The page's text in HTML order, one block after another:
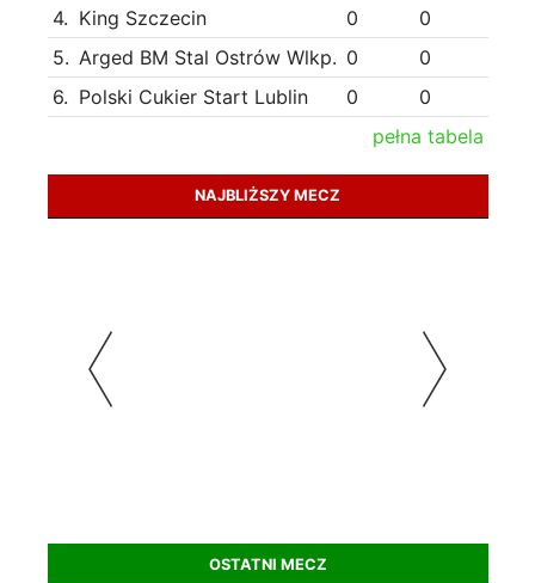
4. King Szczecin 0
0
5. Arged BM Stal Ostrów Wlkp. 0
0
6. Polski Cukier Start Lublin 0
0
pełna tabela
NAJBLIŻSZY MECZ
OSTATNI MECZ